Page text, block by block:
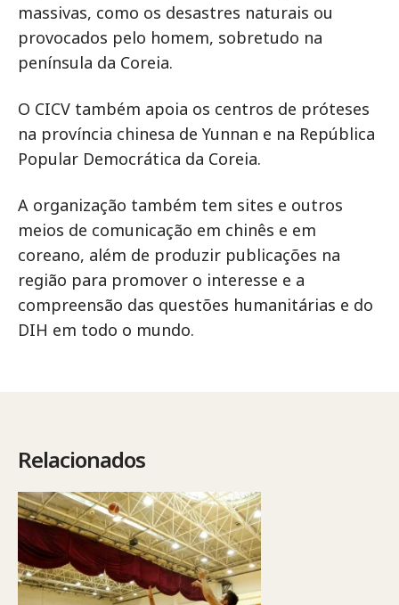
massivas, como os desastres naturais ou
provocados pelo homem, sobretudo na
península da Coreia.
O CICV também apoia os centros de próteses
na província chinesa de Yunnan e na República
Popular Democrática da Coreia.
A organização também tem sites e outros
meios de comunicação em chinês e em
coreano, além de produzir publicações na
região para promover o interesse e a
compreensão das questões humanitárias e do
DIH em todo o mundo.
Relacionados